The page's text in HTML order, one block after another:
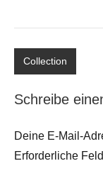
Collection
Schreibe
Deine E-Mail-
Erforderliche